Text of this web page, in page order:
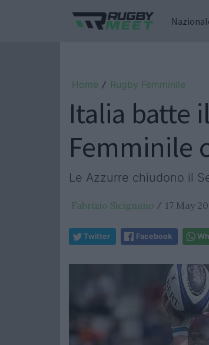
Home / Rugby Femminile
Italia batte
Femminile
Le Azzurre chiudono il
Fabrizio Sicignano / 17 May
Twitter Facebook